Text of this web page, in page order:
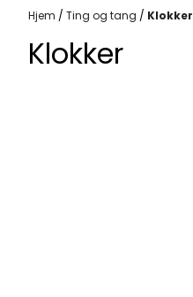
Hjem / Ting og tang / Klokker
Klokker